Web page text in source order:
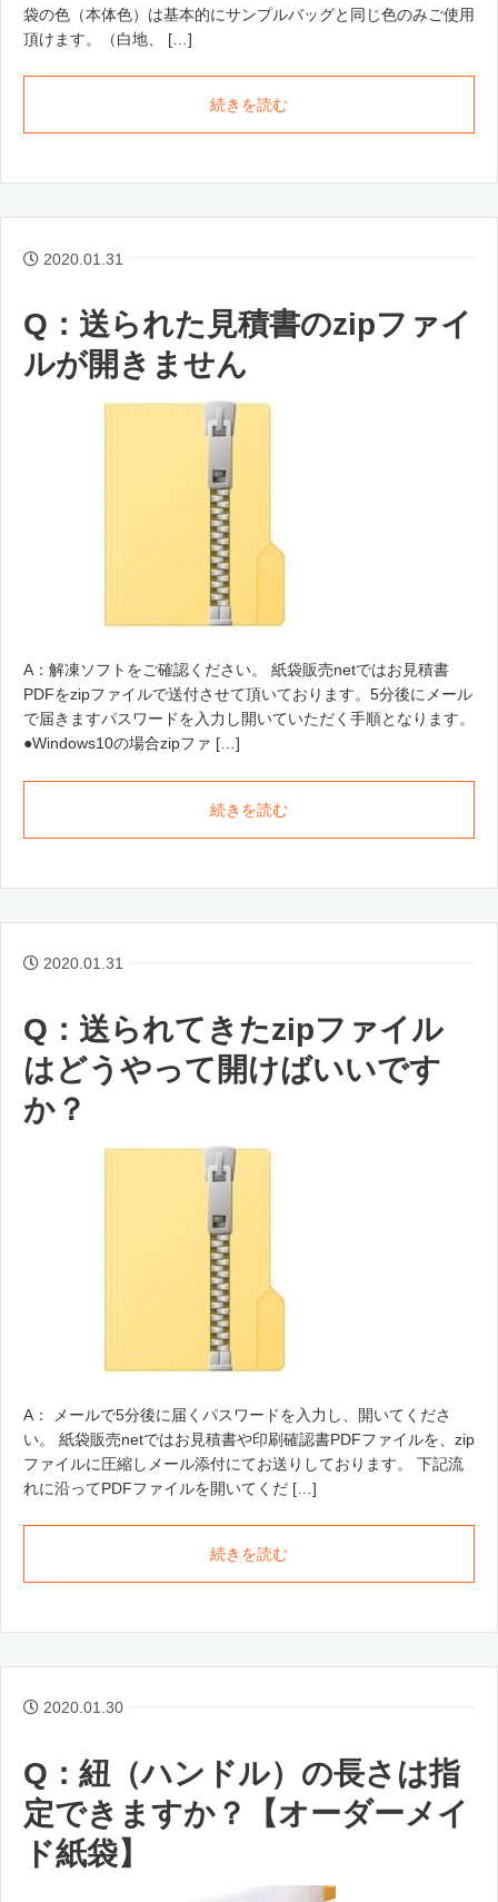
袋の色（本体色）は基本的にサンプルバッグと同じ色のみご使用
頂けます。（白地、 […]
続きを読む
2020.01.31
Q：送られた見積書のzipファイ
ルが開きません
A：解凍ソフトをご確認ください。 紙袋販売netではお見積書
PDFをzipファイルで送付させて頂いております。5分後にメール
で届きますパスワードを入力し開いていただく手順となります。
●Windows10の場合zipファ […]
続きを読む
2020.01.31
Q：送られてきたzipファイル
はどうやって開けばいいです
か？
A： メールで5分後に届くパスワードを入力し、開いてくださ
い。 紙袋販売netではお見積書や印刷確認書PDFファイルを、zip
ファイルに圧縮しメール添付にてお送りしております。 下記流
れに沿ってPDFファイルを開いてくだ […]
続きを読む
2020.01.30
Q：紐（ハンドル）の長さは指
定できますか？【オーダーメイ
ド紙袋】